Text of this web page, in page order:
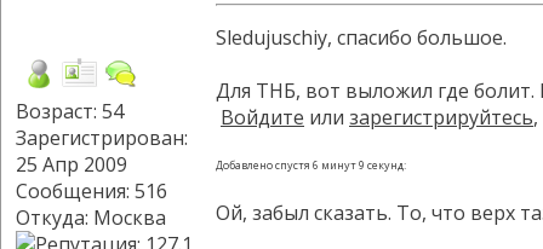
Возраст: 54
Зарегистрирован:
25 Апр 2009
Сообщения: 516
Откуда: Москва
Sledujuschiy, спасибо большое.
Для ТНБ, вот выложил где болит.
Войдите или зарегистрируйтесь
Добавлено спустя 6 минут 9 секунд:
Ой, забыл сказать. То, что верх